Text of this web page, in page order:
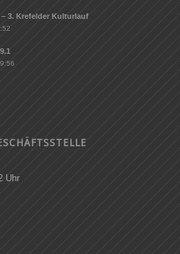
3. Krefelder Kulturlauf
Uhr